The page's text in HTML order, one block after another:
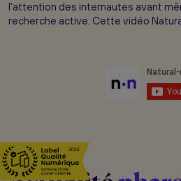
l’attention des internautes avant
recherche active. Cette vidéo